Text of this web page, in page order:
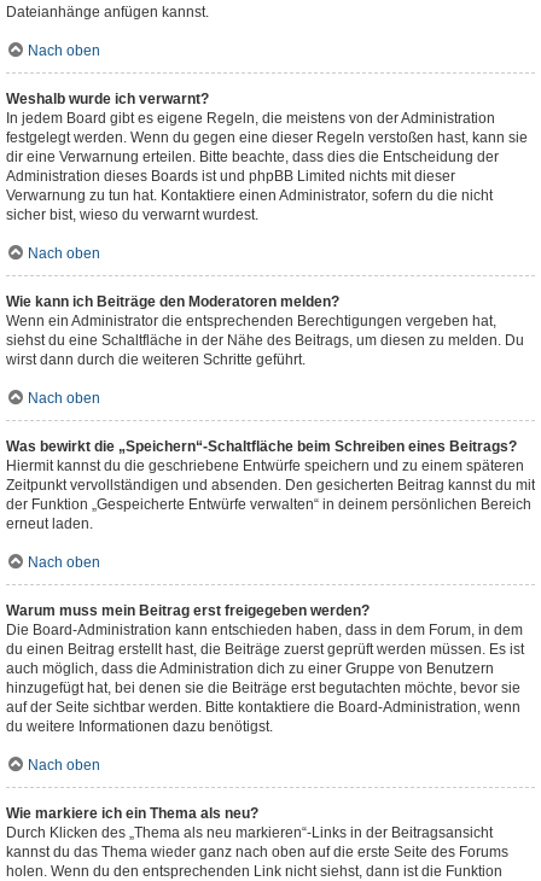
Dateianhänge anfügen kannst.
Nach oben
Weshalb wurde ich verwarnt?
In jedem Board gibt es eigene Regeln, die meistens von der Administration
festgelegt werden. Wenn du gegen eine dieser Regeln verstoßen hast, kann sie
dir eine Verwarnung erteilen. Bitte beachte, dass dies die Entscheidung der
Administration dieses Boards ist und phpBB Limited nichts mit dieser
Verwarnung zu tun hat. Kontaktiere einen Administrator, sofern du die nicht
sicher bist, wieso du verwarnt wurdest.
Nach oben
Wie kann ich Beiträge den Moderatoren melden?
Wenn ein Administrator die entsprechenden Berechtigungen vergeben hat,
siehst du eine Schaltfläche in der Nähe des Beitrags, um diesen zu melden. Du
wirst dann durch die weiteren Schritte geführt.
Nach oben
Was bewirkt die „Speichern“-Schaltfläche beim Schreiben eines Beitrags?
Hiermit kannst du die geschriebene Entwürfe speichern und zu einem späteren
Zeitpunkt vervollständigen und absenden. Den gesicherten Beitrag kannst du mit
der Funktion „Gespeicherte Entwürfe verwalten“ in deinem persönlichen Bereich
erneut laden.
Nach oben
Warum muss mein Beitrag erst freigegeben werden?
Die Board-Administration kann entschieden haben, dass in dem Forum, in dem
du einen Beitrag erstellt hast, die Beiträge zuerst geprüft werden müssen. Es ist
auch möglich, dass die Administration dich zu einer Gruppe von Benutzern
hinzugefügt hat, bei denen sie die Beiträge erst begutachten möchte, bevor sie
auf der Seite sichtbar werden. Bitte kontaktiere die Board-Administration, wenn
du weitere Informationen dazu benötigst.
Nach oben
Wie markiere ich ein Thema als neu?
Durch Klicken des „Thema als neu markieren“-Links in der Beitragsansicht
kannst du das Thema wieder ganz nach oben auf die erste Seite des Forums
holen. Wenn du den entsprechenden Link nicht siehst, dann ist die Funktion